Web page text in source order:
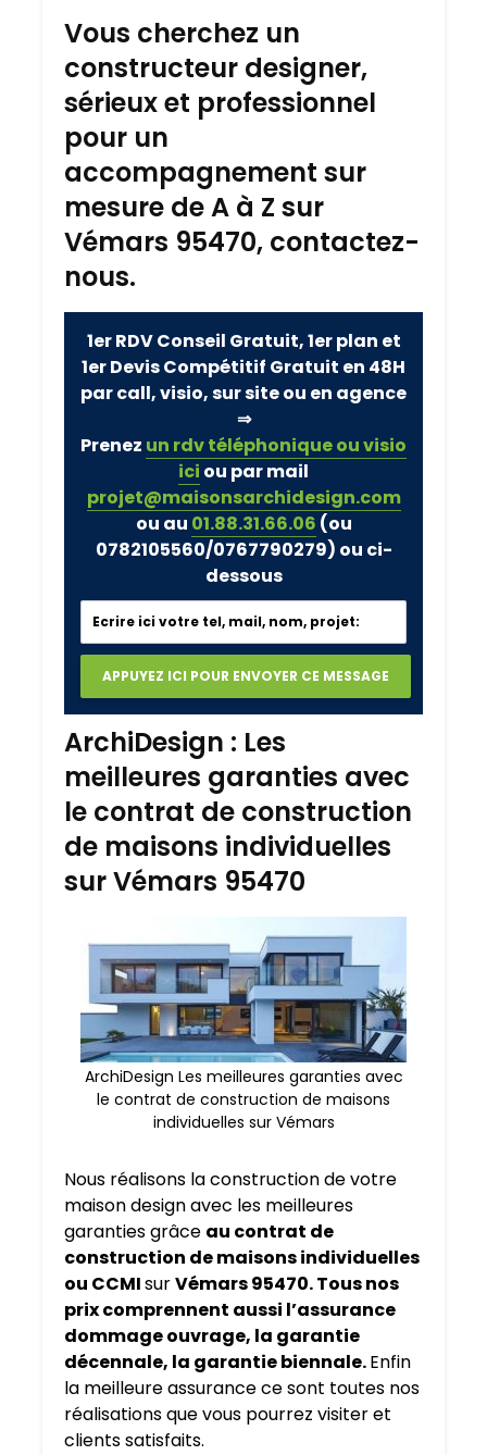
Vous cherchez un
constructeur designer,
sérieux et professionnel
pour un
accompagnement sur
mesure de A à Z sur
Vémars 95470, contactez-
nous.
1er RDV Conseil Gratuit, 1er plan et
1er Devis Compétitif Gratuit en 48H
par call, visio, sur site ou en agence
⇒
Prenez un rdv téléphonique ou visio
ici ou par mail
projet@maisonsarchidesign.com
ou au 01.88.31.66.06 (ou
0782105560/0767790279) ou ci-
dessous
ArchiDesign : Les
meilleures garanties avec
le contrat de construction
de maisons individuelles
sur Vémars 95470
ArchiDesign Les meilleures garanties avec
le contrat de construction de maisons
individuelles sur Vémars
Nous réalisons la construction de votre
maison design avec les meilleures
garanties grâce au contrat de
construction de maisons individuelles
ou CCMIsurVémars 95470. Tous nos
prix comprennent aussi l’assurance
dommage ouvrage, la garantie
décennale, la garantie biennale.Enfin
la meilleure assurance ce sont toutes nos
réalisations que vous pourrez visiter et
clients satisfaits.